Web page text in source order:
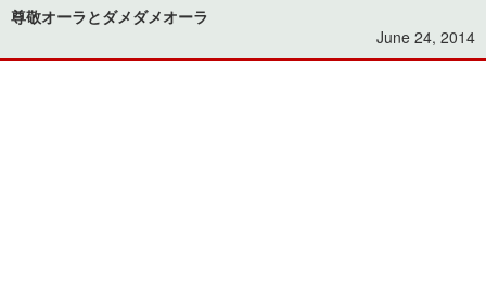
尊敬オーラとダメダメオーラ
June 24, 2014